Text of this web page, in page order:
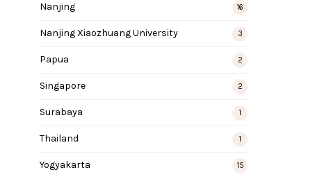
Nanjing 16
Nanjing Xiaozhuang University 3
Papua 2
Singapore 2
Surabaya 1
Thailand 1
Yogyakarta 15